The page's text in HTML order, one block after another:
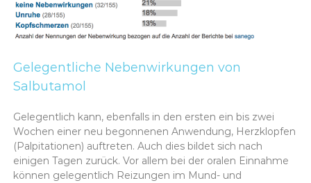
Gelegentliche Nebenwirkungen von
Salbutamol
Gelegentlich kann, ebenfalls in den ersten ein bis zwei
Wochen einer neu begonnenen Anwendung, Herzklopfen
(Palpitationen) auftreten. Auch dies bildet sich nach
einigen Tagen zurück. Vor allem bei der oralen Einnahme
können gelegentlich Reizungen im Mund- und